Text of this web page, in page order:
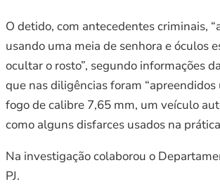
O detido, com antecedentes criminais,
usando uma meia de senhora e óculos
ocultar o rosto”, segundo informações
que nas diligências foram “apreendidos
fogo de calibre 7,65 mm, um veículo
como alguns disfarces usados na
Na investigação colaborou o
PJ.